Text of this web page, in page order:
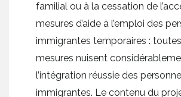
familial ou à la cessation de
mesures d’aide à l’emploi des
immigrantes temporaires :
mesures nuisent
l’intégration réussie des
immigrantes. Le contenu du